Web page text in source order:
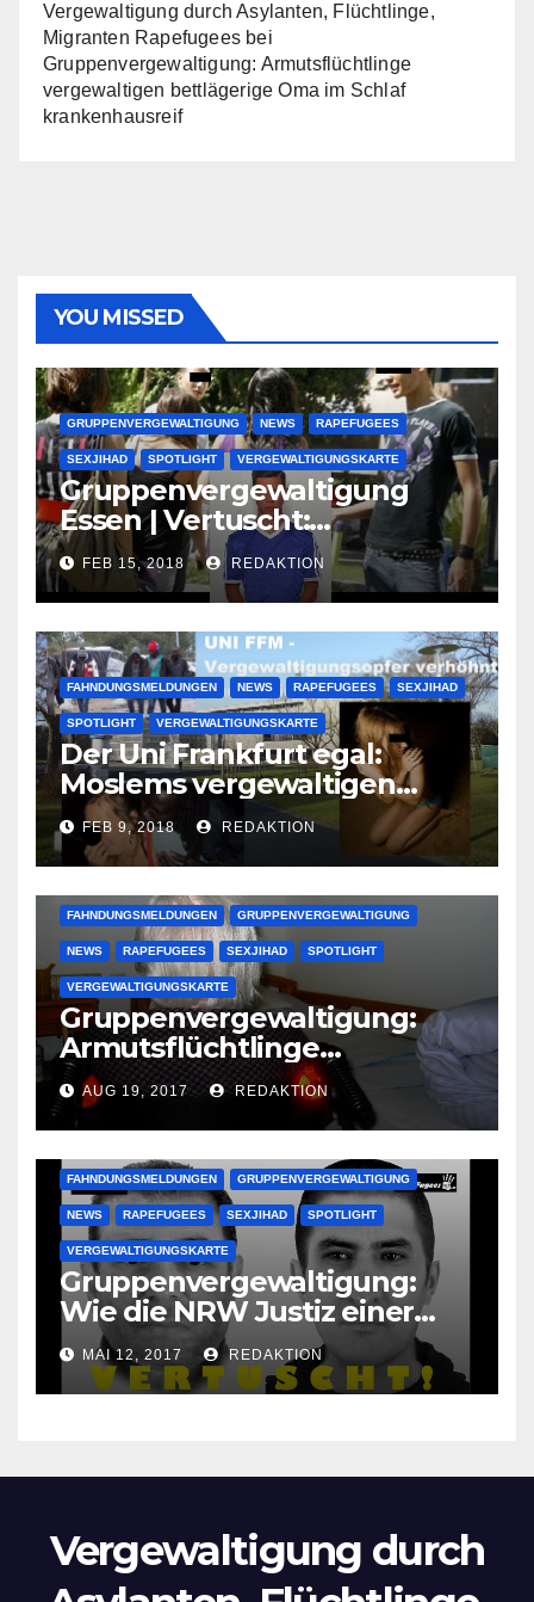
Vergewaltigung durch Asylanten, Flüchtlinge,
Migranten Rapefugees bei
Gruppenvergewaltigung: Armutsflüchtlinge
vergewaltigen bettlägerige Oma im Schlaf
krankenhausreif
YOU MISSED
GRUPPENVERGEWALTIGUNG NEWS RAPEFUGEES
SEXJIHAD SPOTLIGHT VERGEWALTIGUNGSKARTE
Gruppenvergewaltigung
Essen | Vertuscht:
Lauenburger Gang ist ein
großer Muslimclan
FEB 15, 2018 REDAKTION
FAHNDUNGSMELDUNGEN NEWS RAPEFUGEES SEXJIHAD
SPOTLIGHT VERGEWALTIGUNGSKARTE
Der Uni Frankfurt egal:
Moslems vergewaltigen
deutsche Studentinnen auf
Uni-Campus
FEB 9, 2018 REDAKTION
FAHNDUNGSMELDUNGEN GRUPPENVERGEWALTIGUNG
NEWS RAPEFUGEES SEXJIHAD SPOTLIGHT
VERGEWALTIGUNGSKARTE
Gruppenvergewaltigung:
Armutsflüchtlinge
vergewaltigen bettlägerige
Oma im Schlaf
krankenhausreif
AUG 19, 2017 REDAKTION
FAHNDUNGSMELDUNGEN GRUPPENVERGEWALTIGUNG
NEWS RAPEFUGEES SEXJIHAD SPOTLIGHT
VERGEWALTIGUNGSKARTE
Gruppenvergewaltigung:
Wie die NRW Justiz einer
Lokalzeitung verbietet diese
Bilder zu veröffentlichen
MAI 12, 2017 REDAKTION
Vergewaltigung durch